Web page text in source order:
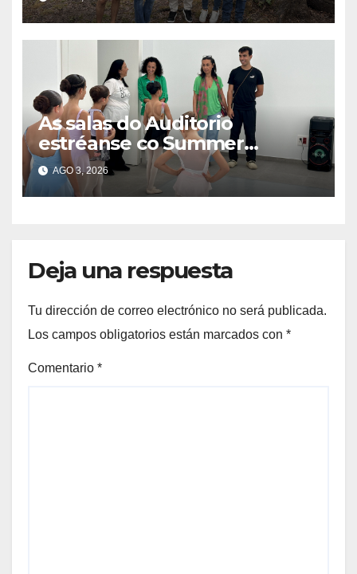
fin de semana
As salas do Auditorio
estréanse co Summer
Intensive do Ballet de Galicia
AGO 3, 2026
Deja una respuesta
Tu dirección de correo electrónico no será publicada.
Los campos obligatorios están marcados con *
Comentario *